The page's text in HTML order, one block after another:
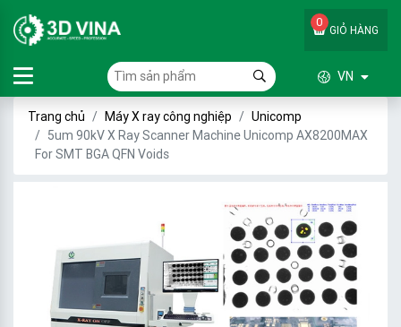
GIỎ HÀNG
0
VN
Trang chủ Máy X ray công nghiệp
Unicomp
5um 90kV X Ray Scanner Machine Unicomp AX8200MAX
For SMT BGA QFN Voids